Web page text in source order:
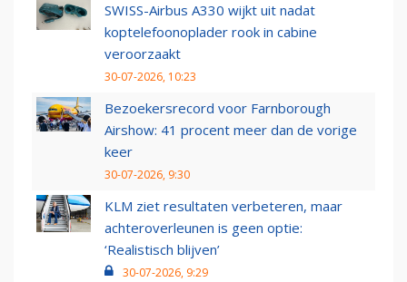
SWISS-Airbus A330 wijkt uit nadat
koptelefoonoplader rook in cabine
veroorzaakt
30-07-2026, 10:23
Bezoekersrecord voor Farnborough
Airshow: 41 procent meer dan de vorige
keer
30-07-2026, 9:30
KLM ziet resultaten verbeteren, maar
achteroverleunen is geen optie:
‘Realistisch blijven’
30-07-2026, 9:29